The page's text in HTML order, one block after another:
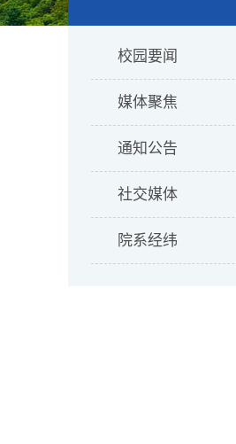
校园要闻
媒体聚焦
通知公告
社交媒体
院系经纬